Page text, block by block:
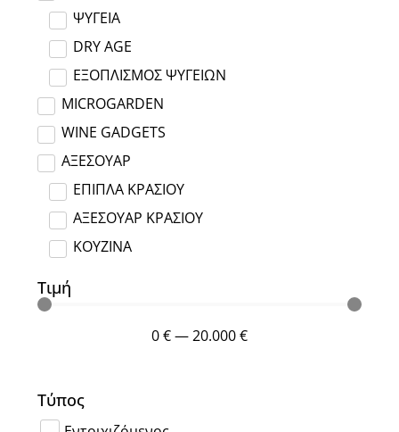
ΨΥΓΕΙΑ
DRY AGE
ΕΞΟΠΛΙΣΜΟΣ ΨΥΓΕΙΩΝ
MICROGARDEN
WINE GADGETS
ΑΞΕΣΟΥΑΡ
ΕΠΙΠΛΑ ΚΡΑΣΙΟΥ
ΑΞΕΣΟΥΑΡ ΚΡΑΣΙΟΥ
ΚΟΥΖΙΝΑ
Τιμή
0€—20.000€
Τύπος